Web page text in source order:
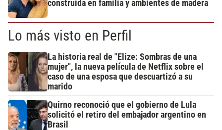
construida en familia y ambientes de madera
Lo más visto en Perfil
La historia real de "Elize: Sombras de una
mujer", la nueva película de Netflix sobre el
caso de una esposa que descuartizó a su
marido
Quirno reconoció que el gobierno de Lula
solicitó el retiro del embajador argentino en
Brasil